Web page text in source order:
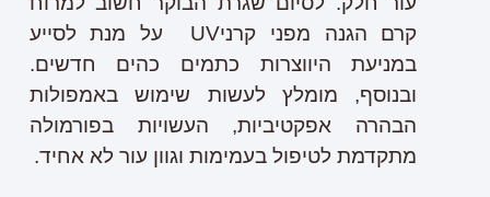
קרם הגנה מפני קרניUV על מנת לסייע
במניעת היווצרות כתמים כהים חדשים.
ובנוסף, מומלץ לעשות שימוש באמפולות
הבהרה אפקטיביות, העשויות בפורמולה
מתקדמת לטיפול בעמימות וגוון עור לא אחיד.